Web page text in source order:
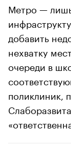
Метро —
добавить
нехватку
очереди в
поликлиник,